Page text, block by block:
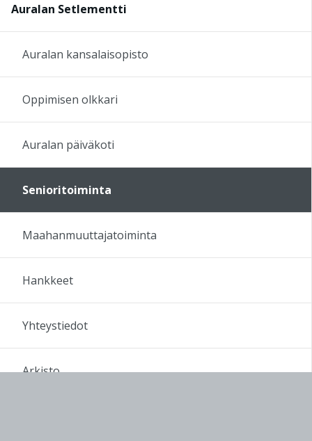
Auralan Setlementti
Auralan kansalaisopisto
Oppimisen olkkari
Auralan päiväkoti
Senioritoiminta
Maahanmuuttajatoiminta
Hankkeet
Yhteystiedot
Arkisto